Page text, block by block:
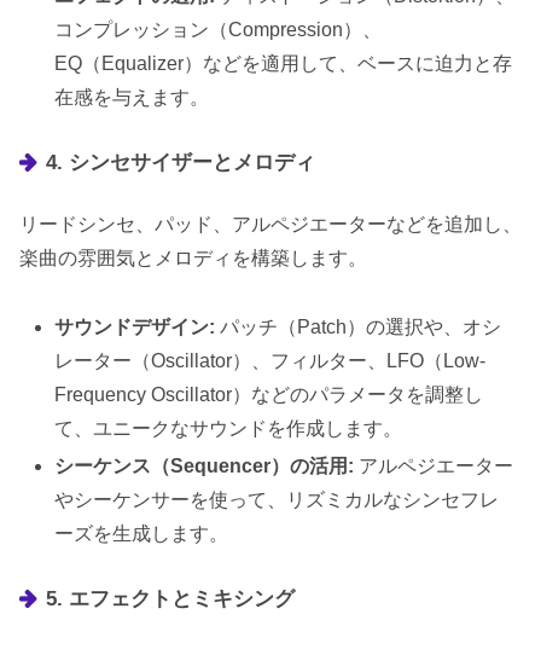
コンプレッション（Compression）、
EQ（Equalizer）などを適用して、ベースに迫力と存
在感を与えます。
4. シンセサイザーとメロディ
リードシンセ、パッド、アルペジエーターなどを追加し、
楽曲の雰囲気とメロディを構築します。
サウンドデザイン: パッチ（Patch）の選択や、オシ
レーター（Oscillator）、フィルター、LFO（Low-
Frequency Oscillator）などのパラメータを調整し
て、ユニークなサウンドを作成します。
シーケンス（Sequencer）の活用: アルペジエーター
やシーケンサーを使って、リズミカルなシンセフレ
ーズを生成します。
5. エフェクトとミキシング